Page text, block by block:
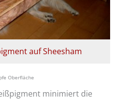
auf Sheesham
Oberfläche
minimiert die